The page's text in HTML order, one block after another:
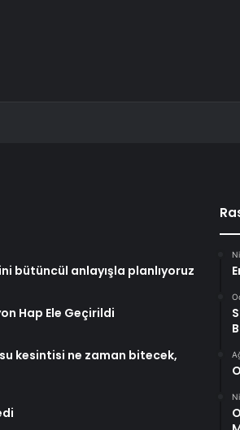
bütüncül anlayışla planlıyoruz
Hap Ele Geçirildi
kesintisi ne zaman bitecek,